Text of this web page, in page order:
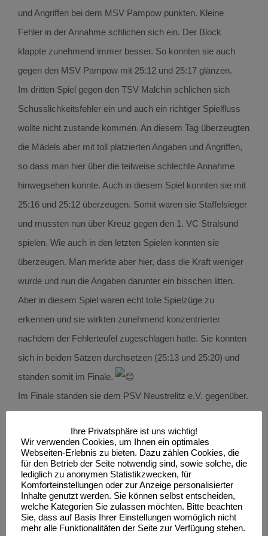
und Angriffen bei dem MSV Pampow punkten. Kleine
Fehler in der Annahme schlichen sich ein. Der Block
klappte zunehmend immer besser. So konnten sie auch
gegen den MSV Pampow mit 25:12 und 25:17 glänzen.
Im dritten Spiel gegen den TSV Malchin schlichen sich
Schusslichkeitsfehler ein und auch ein richtiger Spielfluss
wollte nicht zustande kommen. An diesem Tag überzeugten
die Mädels aber mit toll platzierten Angaben und Angriffen,
so dass man hier über die teilweise schlechte Annahme
hinwegsehen konnte. Auch in diesem Spiel konnten sie mit
25:16 und 25:12 überzeugen. Somit waren sie Staffelsieger
und mussten nun über Kreuz gegen den 1. VC Stralsund
spielen. Wie auch in den letzten Spielen konnten sie
überzeugen. Man merkte aber hier, dass die Kraft weniger
wurde und nun die Angaben darunter ein bisschen litten.
Aber in diesem Spiel waren echt tolle Spielzüge zu
erkennen und sie wirkten zunehmend konzentrierter
nachdem der Fehlerteufel zugeschlagen hatte. Sie konnten
sich in beiden Sätzen durchsetzen (25:13 und 25:20) und
standen somit im Finale.
Im Finale standen sie dem PSV Neustrelitz e.V. gegenüber.
herrschte auch keine Absprache und somit vergaben sie
etliche Bälle. Nach einer Auszeit konnten sie sich aber auf
ihr Können besinnen und gaben noch einmal alles. Sie
spickten das Spiel mit sehr schönen Aktionen und zeigten
was in ihnen steckt. Somit reichte es für den Pokalsieg
(25:16 und 25:15). Wir, und auch das Trainerteam, sind
Ihre Privatsphäre ist uns wichtig!
Wir verwenden Cookies, um Ihnen ein optimales
Webseiten-Erlebnis zu bieten. Dazu zählen Cookies, die
für den Betrieb der Seite notwendig sind, sowie solche, die
lediglich zu anonymen Statistikzwecken, für
Komforteinstellungen oder zur Anzeige personalisierter
Inhalte genutzt werden. Sie können selbst entscheiden,
welche Kategorien Sie zulassen möchten. Bitte beachten
Sie, dass auf Basis Ihrer Einstellungen womöglich nicht
mehr alle Funktionalitäten der Seite zur Verfügung stehen.